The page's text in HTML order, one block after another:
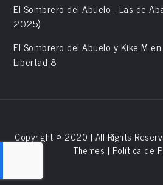
El Sombrero del Abuelo - Las de
2025)
El Sombrero del Abuelo y Kike M
Libertad 8
Copyright © 2020 | All Rights
Themes | Política de